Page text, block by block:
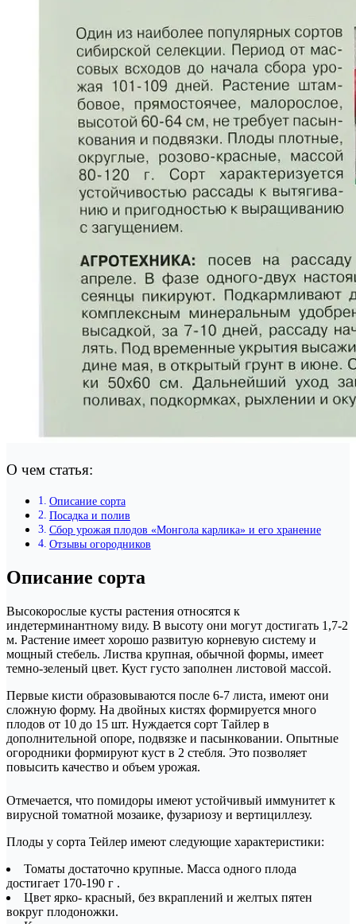
О чем статья:
Описание сорта
Посадка и полив
Сбор урожая плодов «Монгола карлика» и его хранение
Отзывы огородников
Описание сорта
Высокорослые кусты растения относятся к
индетерминантному виду. В высоту они могут достигать 1,7-2
м. Растение имеет хорошо развитую корневую систему и
мощный стебель. Листва крупная, обычной формы, имеет
темно-зеленый цвет. Куст густо заполнен листовой массой.
Первые кисти образовываются после 6-7 листа, имеют они
сложную форму. На двойных кистях формируется много
плодов от 10 до 15 шт. Нуждается сорт Тайлер в
дополнительной опоре, подвязке и пасынковании. Опытные
огородники формируют куст в 2 стебля. Это позволяет
повысить качество и объем урожая.
Отмечается, что помидоры имеют устойчивый иммунитет к
вирусной томатной мозаике, фузариозу и вертициллезу.
Плоды у сорта Тейлер имеют следующие характеристики:
Томаты достаточно крупные. Масса одного плода
достигает 170-190 г .
Цвет ярко- красный, без вкраплений и желтых пятен
вокруг плодоножки.